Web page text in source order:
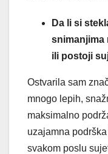
Da li si
snimanjima
ili postoji
Ostvarila sam
mnogo lepih,
maksimalno
uzajamna
svakom poslu